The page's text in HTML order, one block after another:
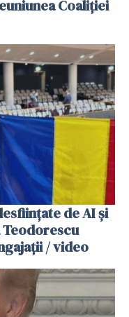
Coaliţiei
de AI și
Teodorescu
/ video